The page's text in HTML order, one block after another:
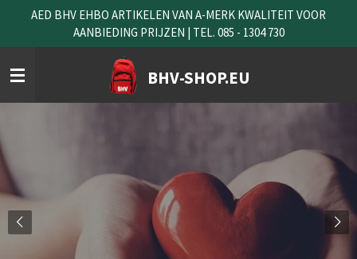
naar
de
hoofdinhoud
BHV-SHOP.EU
AED BHV EHBO ARTIKELEN VAN A-MERK KWALITEIT VOOR
AANBIEDING PRIJZEN | TEL. 085 - 1304 730